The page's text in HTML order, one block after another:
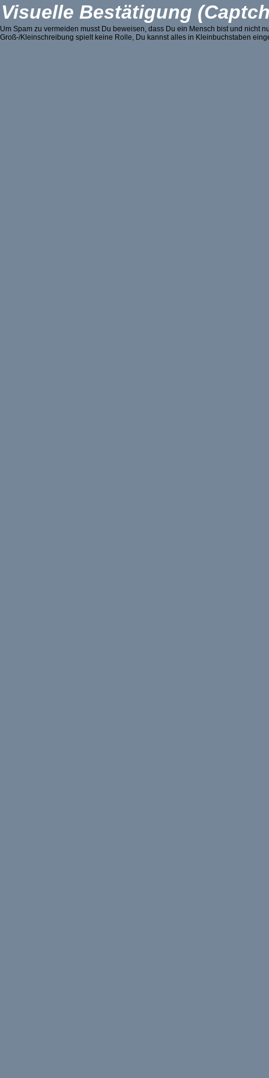
Visuelle Bestätigung
Um Spam zu vermeiden musst Du beweisen, dass Du ein Mensch bist und nicht
Groß-/Kleinschreibung spielt keine Rolle, Du kannst alles in Kleinbuchstaben